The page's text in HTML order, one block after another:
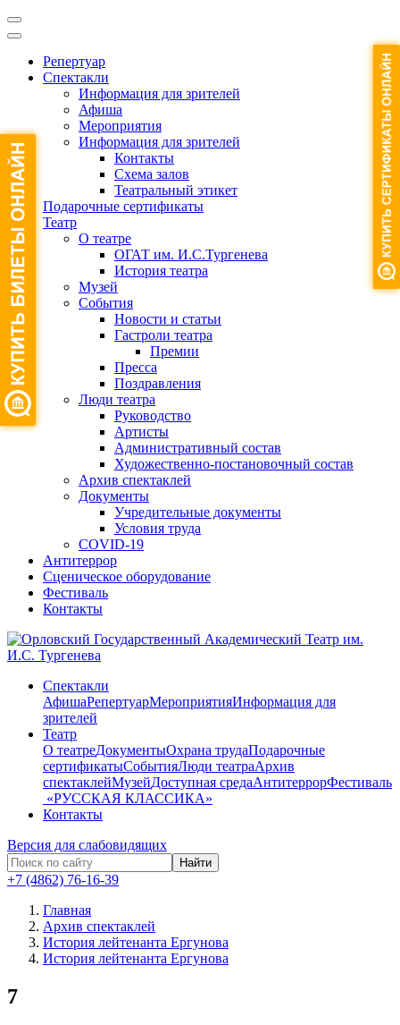
Репертуар
Спектакли
Информация для зрителей
Афиша
Мероприятия
Информация для зрителей
Контакты
Схема залов
Театральный этикет
Подарочные сертификаты
Театр
О театре
ОГАТ им. И.С.Тургенева
История театра
Музей
События
Новости и статьи
Гастроли театра
Премии
Пресса
Поздравления
Люди театра
Руководство
Артисты
Административный состав
Художественно-постановочный состав
Архив спектаклей
Документы
Учредительные документы
Условия труда
COVID-19
Антитеррор
Сценическое оборудование
Фестиваль
Контакты
Спектакли
АфишаРепертуарМероприятияИнформация для
зрителей
Театр
О театреДокументыОхрана трудаПодарочные
сертификатыСобытияЛюди театраАрхив
спектаклейМузейДоступная средаАнтитеррорФестиваль
​ «РУССКАЯ КЛАССИКА»
Контакты
Версия для слабовидящих
Найти
+7 (4862) 76-16-39
Главная
Архив спектаклей
История лейтенанта Ергунова
История лейтенанта Ергунова
7